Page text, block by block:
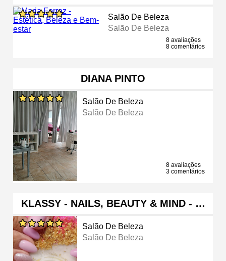
Salão De Beleza
Salão De Beleza
8 avaliações
8 comentários
DIANA PINTO
Salão De Beleza
Salão De Beleza
8 avaliações
3 comentários
KLASSY - NAILS, BEAUTY & MIND - …
Salão De Beleza
Salão De Beleza